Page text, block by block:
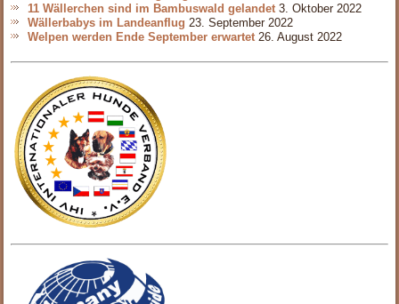
11 Wällerchen sind im Bambuswald gelandet 3. Oktober 2022
Wällerbabys im Landeanflug 23. September 2022
Welpen werden Ende September erwartet 26. August 2022